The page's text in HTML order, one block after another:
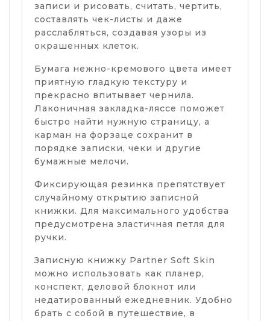
записи и рисовать, считать, чертить,
составлять чек-листы и даже
расслабляться, создавая узоры из
окрашенных клеток.
Бумага нежно-кремового цвета имеет
приятную гладкую текстуру и
прекрасно впитывает чернила.
Лаконичная закладка-ляссе поможет
быстро найти нужную страницу, а
карман на форзаце сохранит в
порядке записки, чеки и другие
бумажные мелочи.
Фиксирующая резинка препятствует
случайному открытию записной
книжки. Для максимального удобства
предусмотрена эластичная петля для
ручки.
Записную книжку Partner Soft Skin
можно использовать как планер,
конспект, деловой блокнот или
недатированный ежедневник. Удобно
брать с собой в путешествие, в